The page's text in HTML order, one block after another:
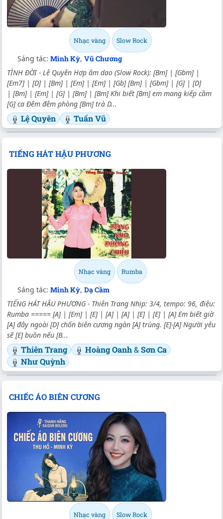
Nhạc vàng Slow Rock
Sáng tác: Minh Kỳ, Vũ Chương
TÌNH ĐỜI - Lệ Quyên Hợp âm dạo (Slow Rock): [Bm] | [Gbm] |
[Em7] | [D] | [Bm] | [Em] | [Em] | [Gb] [Bm] | [Gbm] | [G] | [D]
| [Bm] | [Em] | [G] | [Bm] | [Bm] Khi biết [Bm] em mang kiếp cầm
[G] ca Đêm đêm phòng [Bm] trà D...
Lệ Quyên Tuấn Vũ
TIẾNG HÁT HẬU PHƯƠNG
Nhạc vàng Rumba
Sáng tác: Minh Kỳ, Dạ Cầm
TIẾNG HÁT HẬU PHƯƠNG - Thiên Trang Nhịp: 3/4, tempo: 96, điệu:
Rumba ===== [A] | [Em] | [E] | [A] | [A] | [E] | [E] | [A] Em biết giờ
[A] đây ngoài [D] chốn biên cương ngàn [A] trùng. [E]-[A] Người yêu
sẽ [E] buồn nếu [B...
Thiên Trang Hoàng Oanh&Sơn Ca
Như Quỳnh
CHIẾC ÁO BIÊN CƯƠNG
Nhạc vàng Slow Rock